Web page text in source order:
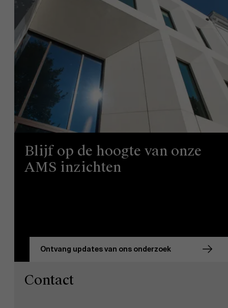
Blijf op de hoogte van onze
AMS inzichten
Ontvang updates van ons onderzoek
Contact